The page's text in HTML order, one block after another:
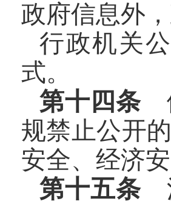
政府信息外
行政机关
式。
第十四条
规禁止公开
安全、经济
第十五条